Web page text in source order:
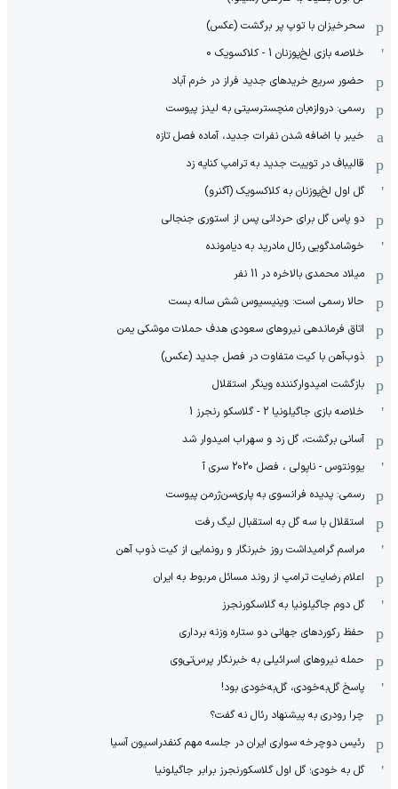
سحرخیزان با توپ پر برگشت (عکس)
خلاصه بازی لخ‌پوزنان 1 - کلاکسویک 0
حضور سریع خریدهای جدید فراز در خرم آباد
رسمی: دروازه‌بان منچسترسیتی به لیدز پیوست
خیبر با اضافه شدن نفرات جدید، آماده فصل تازه
قالیباف در توییت جدید به ترامپ کنایه زد
گل اول لخ‌پوزنان به کلاکسویک (آگنرو)
دو پاس گل برای حردانی پس از استوری جنجالی
خوشامدگویی رئال مادرید به دیامونده
میلاد محمدی بالاخره در 11 نفر
حالا رسمی است: وینیسیوس شش ساله بست
اتاق فرماندهی نیروهای سعودی هدف حملات موشکی یمن
ذوب‌آهن با کیت متفاوت در فصل جدید (عکس)
بازگشت امیدوارکننده وینگر استقلال
خلاصه بازی جاگیلونیا 2 - گلاسکو رنجرز 1
آسانی برگشت، گل زد و سهراب امیدوار شد
یوونتوس - ناپولی ، فصل 2020 سری آ
رسمی: پدیده فرانسوی به پاری‌سن‌ژرمن پیوست
استقلال با سه گل به استقبال لیگ رفت
مراسم گرامیداشت روز خبرنگار و رونمایی از کیت ذوب آهن
اعلام رضایت ترامپ از روند مسائل مربوط به ایران
گل دوم جاگیلونیا به گلاسکورنجرز
حفظ رکوردهای جهانی دو ستاره وزنه برداری
حمله نیروهای اسرائیلی به خبرنگار پرس‌تی‌وی
پاسخ گل‌به‌خودی، گل‌به‌خودی بود!
چرا رودری به پیشنهاد رئال نه گفت؟
رئیس دوچرخه سواری ایران در جلسه مهم کنفدراسیون آسیا
گل به خودی؛ گل اول گلاسکورنجرز برابر جاگیلونیا